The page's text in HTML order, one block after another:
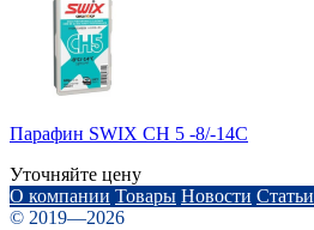
Парафин SWIX CH 5 -8/-14C
Уточняйте цену
О компании Товары Новости Статьи
© 2019—2026